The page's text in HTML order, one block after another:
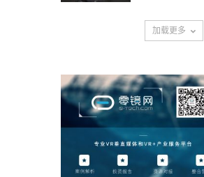
加载更多